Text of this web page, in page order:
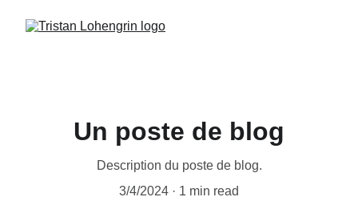
Un poste de blog
Description du poste de blog.
3/4/2024
1 min read